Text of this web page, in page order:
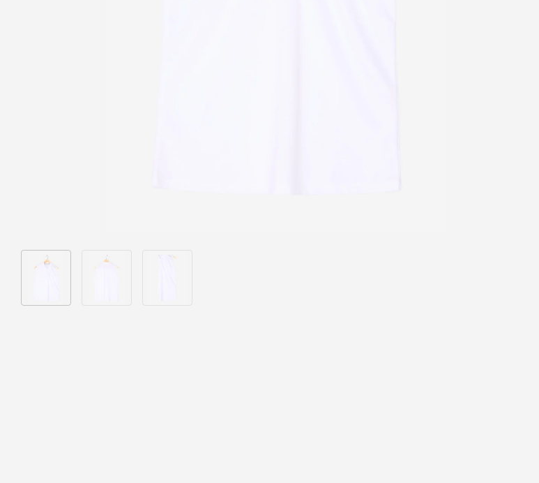
Bild 1 in Galerieansicht laden